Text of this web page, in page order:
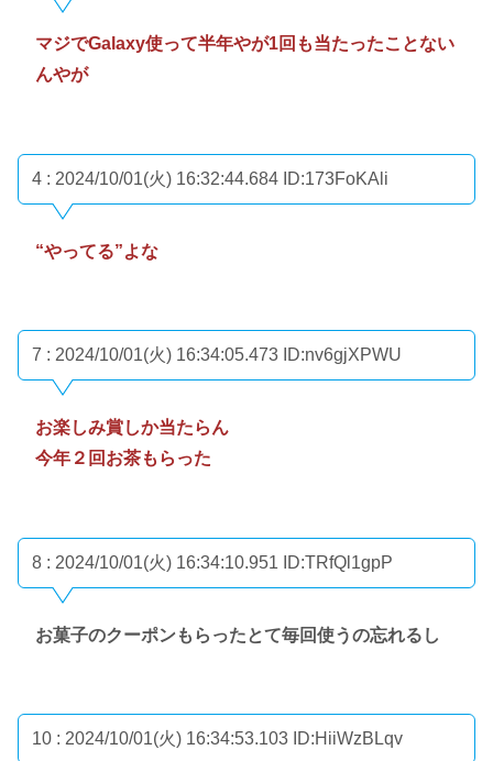
マジでGalaxy使って半年やが1回も当たったことない
んやが
4 : 2024/10/01(火) 16:32:44.684 ID:173FoKAli
“やってる”よな
7 : 2024/10/01(火) 16:34:05.473 ID:nv6gjXPWU
お楽しみ賞しか当たらん
今年２回お茶もらった
8 : 2024/10/01(火) 16:34:10.951 ID:TRfQl1gpP
お菓子のクーポンもらったとて毎回使うの忘れるし
10 : 2024/10/01(火) 16:34:53.103 ID:HiiWzBLqv